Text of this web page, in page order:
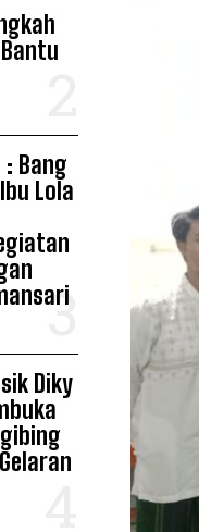
: Bang
Lola
Diky